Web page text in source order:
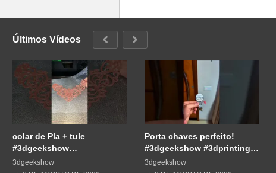
Últimos Vídeos
colar de Pla + tule
#3dgeekshow
#impressão3d #3dprint
3dgeekshow
Porta chaves perfeito!
#3dgeekshow #3dprinting
#3dprint #impressão3d
3dgeekshow